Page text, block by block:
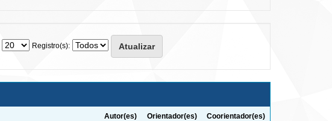
Registro(s):
Autor(es) Orientador(es) Coorientador(es)